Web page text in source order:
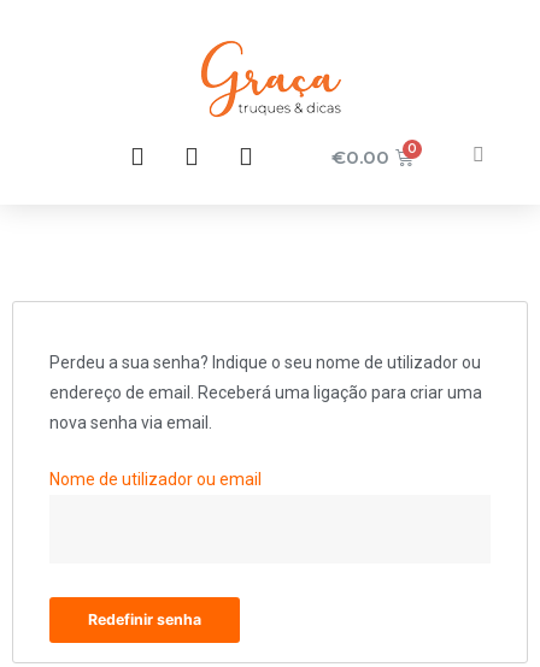
€0.00
Perdeu a sua senha? Indique o seu nome de utilizador ou
endereço de email. Receberá uma ligação para criar uma
nova senha via email.
Nome de utilizador ou email
Redefinir senha